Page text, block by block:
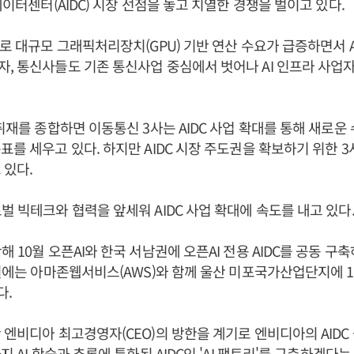
대규모 그래픽처리장치(GPU) 기반 연산 수요가 급증하면서
, 통신사들도 기존 통신사업 중심에서 벗어나 AI 인프라 사업
를 종합하면 이동통신 3사는 AIDC 사업 확대를 통해 새로운
를 세우고 있다. 하지만 AIDC 시장 주도권을 확보하기 위한
다.
빅테크와 협력을 앞세워 AIDC 사업 확대에 속도를 내고 있다.
10월 오픈AI와 한국 서남권에 오픈AI 전용 AIDC를 공동 구
는 아마존웹서비스(AWS)와 함께 울산 미포국가산업단지에
.
비디아 최고경영자(CEO)의 방한을 계기로 엔비디아의 AIDC